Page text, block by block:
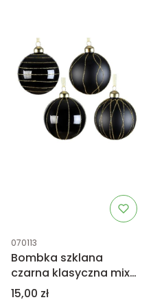
Kod produktu
070113
Bombka szklana
czarna klasyczna mix
1szt.
Cena
15,00 zł